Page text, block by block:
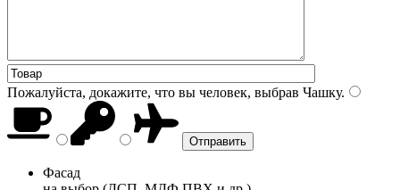
Пожалуйста, докажите, что вы человек, выбрав Чашку.
Фасад